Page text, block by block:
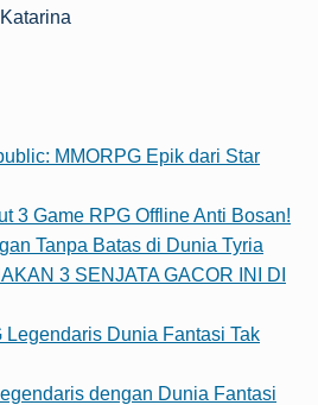
MMORPG Epik dari Star
3 Game RPG Offline Anti Bosan!
Tanpa Batas di Dunia Tyria
3 SENJATA GACOR INI DI
Legendaris Dunia Fantasi Tak
dengan Dunia Fantasi